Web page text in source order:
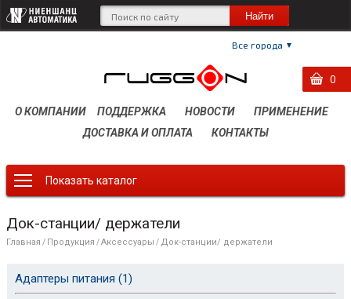
Все города
О КОМПАНИИ ПОДДЕРЖКА НОВОСТИ
ПРИМЕНЕНИЕ
ДОСТАВКА И ОПЛАТА
КОНТАКТЫ
0
Показать каталог
Док-станции/ держатели
Главная / Продукция /Аксессуары / Док-станции/ держатели
Адаптеры питания (1)
0
0